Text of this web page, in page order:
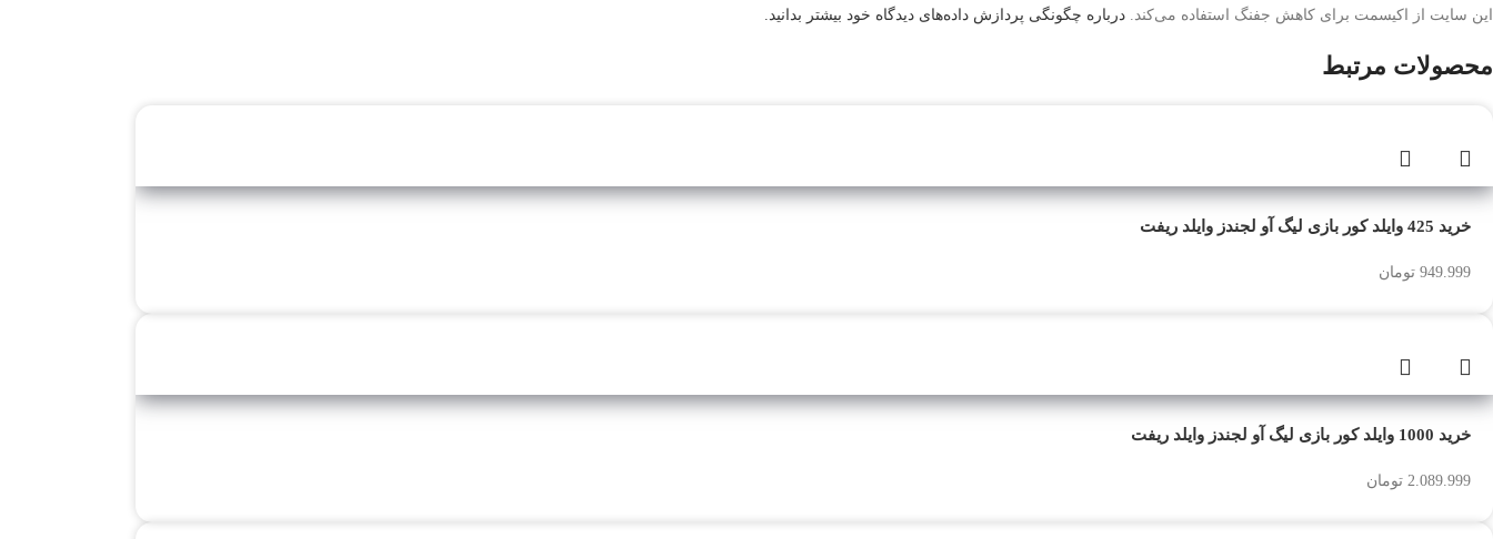
این سایت از اکیسمت برای کاهش جفنگ استفاده می‌کند. درباره چگونگی پردازش داده‌های دیدگاه خود بیشتر بدانید.
محصولات مرتبط
خرید 425 وایلد کور بازی لیگ آو لجندز وایلد ریفت
949.999 تومان
خرید 1000 وایلد کور بازی لیگ آو لجندز وایلد ریفت
2.089.999 تومان